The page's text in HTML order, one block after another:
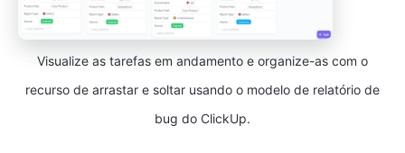
Visualize as tarefas em andamento e organize-as com o
recurso de arrastar e soltar usando o modelo de relatório de
bug do ClickUp.